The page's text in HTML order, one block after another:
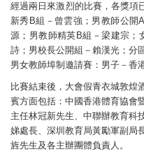
經過兩日來激烈的比賽，各獎項
新秀B組－曾雲強；男教師公開
源；男教師精英B組－梁建宗；
詩；男校長公開組－賴漢光；分
男女教師埠制邀請賽：男子－香
比賽結束後，大會假青衣城敦煌
賓方面包括：中國香港體育協會
主任林冠新先生、中聯辦教育科
娣處長、深圳教育局黃勵軍副局
旌先生及各主辦團體負責人。